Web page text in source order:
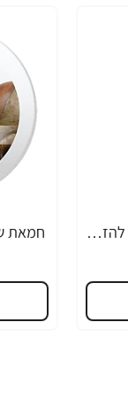
פאלמרס תחליב לגוף יומי להזנה ולריכוך עם חמאת שיאה ויטמין E נפח 400 מ"ל - Palmer's
-19%